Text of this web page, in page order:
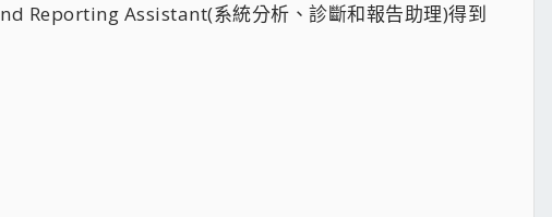
Reporting Assistant(系統分析、診斷和報告助理)得到